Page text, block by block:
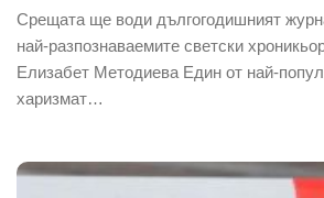
Срещата ще води дългогодишният
най-разпознаваемите светски
Елизабет Методиева Един от най-
харизмат…